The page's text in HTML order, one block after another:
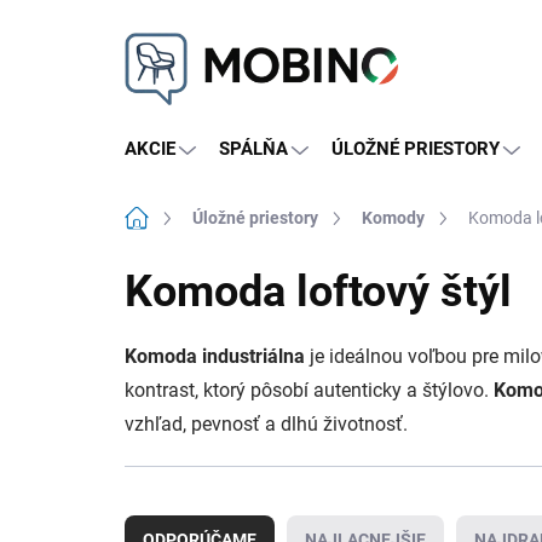
AKCIE SPÁLŇA ÚLOŽNÉ PRIESTORY
DomovÚložné priestory Komody Komoda
Komoda loftový štýl
Komoda industriálna je ideálnou voľbou pre
kontrast, ktorý pôsobí autenticky a štýlovo.
vzhľad, pevnosť a dlhú životnosť.
a